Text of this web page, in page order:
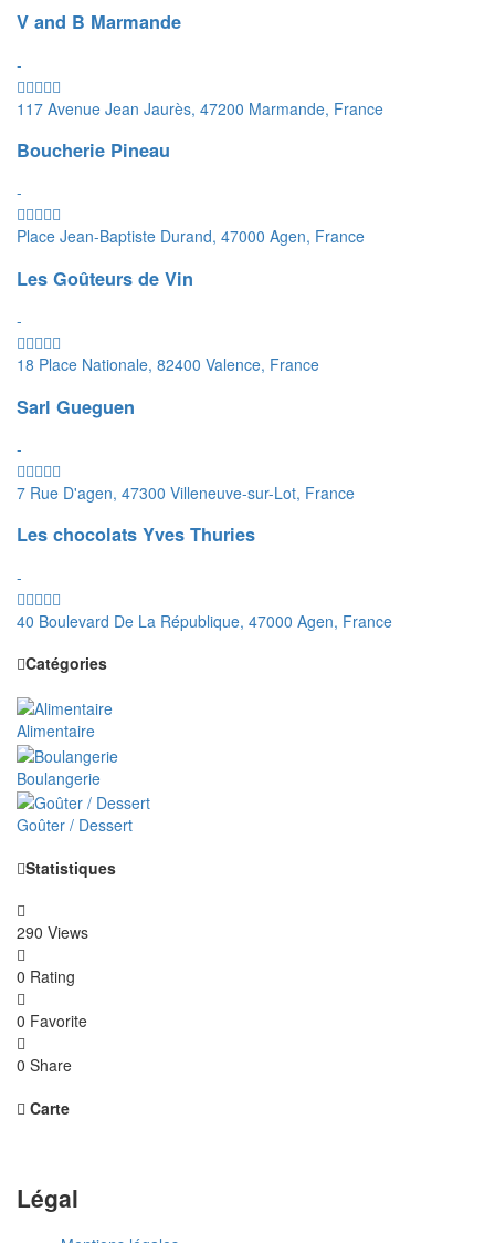
V and B Marmande
-
117 Avenue Jean Jaurès, 47200 Marmande, France
Boucherie Pineau
-
Place Jean-Baptiste Durand, 47000 Agen, France
Les Goûteurs de Vin
-
18 Place Nationale, 82400 Valence, France
Sarl Gueguen
-
7 Rue D'agen, 47300 Villeneuve-sur-Lot, France
Les chocolats Yves Thuries
-
40 Boulevard De La République, 47000 Agen, France
Catégories
Alimentaire
Boulangerie
Goûter / Dessert
Statistiques
290 Views
0 Rating
0 Favorite
0 Share
Carte
Légal